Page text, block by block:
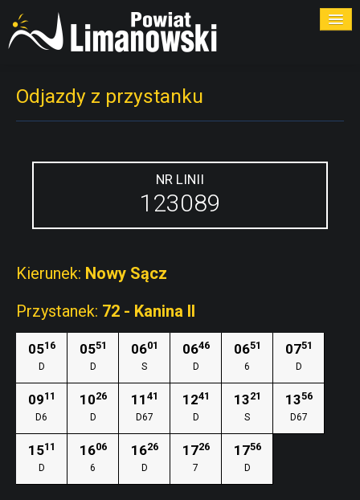
PRZYSTANKI
PRZEWOŹNICY
Odjazdy z przystanku
NR LINII
123089
Kierunek: Nowy Sącz
Przystanek: 72 - Kanina II
0516
D
0551
D
0601
S
0646
D
0651
6
0751
D
0911
D6
1026
D
11 41
D67
1241
D
1321
S
1356
D67
1511
D
1606
6
1626
D
1726
7
1756
D